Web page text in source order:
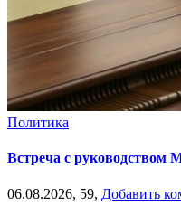
Политика
Встреча с руководством
06.08.2026, 59, Добавить